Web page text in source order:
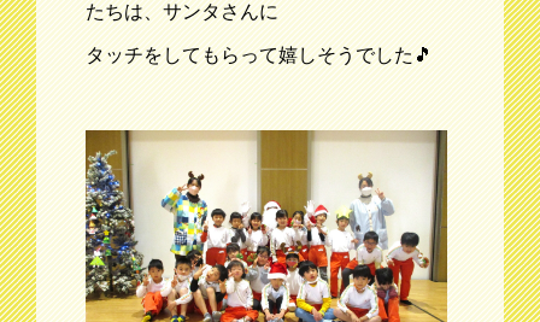
たちは、サンタさんに
タッチをしてもらって嬉しそうでした🎵